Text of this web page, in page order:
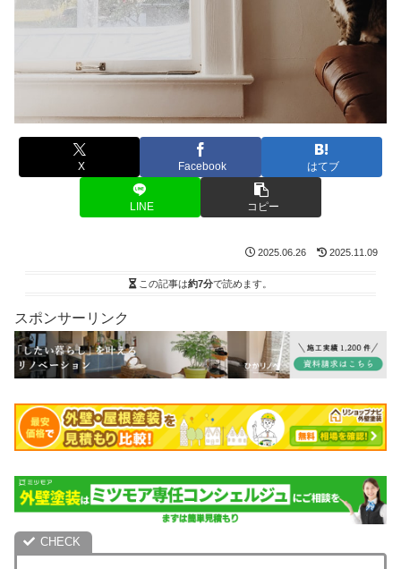
X Facebook はてブ
LINE コピー
2025.06.26 2025.11.09
この記事は約7分で読めます。
スポンサーリンク